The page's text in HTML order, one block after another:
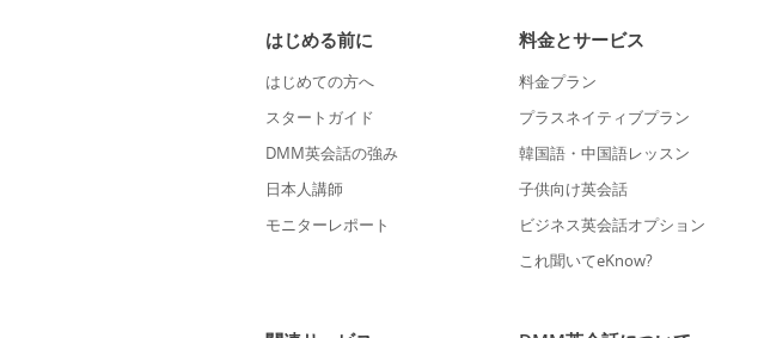
はじめる前に
はじめての方へ
スタートガイド
DMM英会話の強み
日本人講師
モニターレポート
料金とサービス
料金プラン
プラスネイティブプラン
韓国語・中国語レッスン
子供向け英会話
ビジネス英会話オプション
これ聞いてeKnow?